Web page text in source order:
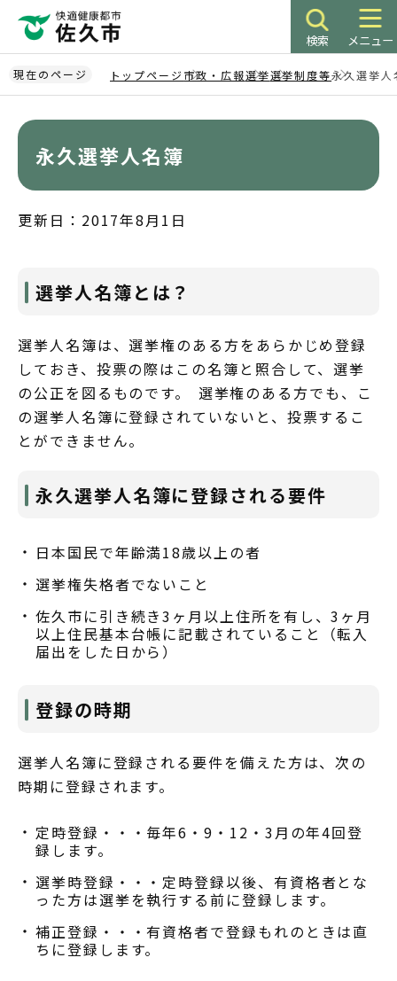
ペ
ー
ジ
検索 メニュー
現在のページ トップページ 市政・広報選挙選挙制度等永久選挙人
永久選挙人名簿
更新日：2017年8月1日
選挙人名簿とは？
選挙人名簿は、選挙権のある方をあらかじめ登録
しておき、投票の際はこの名簿と照合して、選挙
の公正を図るものです。 選挙権のある方でも、こ
の選挙人名簿に登録されていないと、投票するこ
とができません。
永久選挙人名簿に登録される要件
日本国民で年齢満18歳以上の者
選挙権失格者でないこと
佐久市に引き続き3ヶ月以上住所を有し、3ヶ月
以上住民基本台帳に記載されていること（転入
届出をした日から）
登録の時期
選挙人名簿に登録される要件を備えた方は、次の
時期に登録されます。
定時登録・・・毎年6・9・12・3月の年4回登
録します。
選挙時登録・・・定時登録以後、有資格者とな
った方は選挙を執行する前に登録します。
補正登録・・・有資格者で登録もれのときは直
ちに登録します。